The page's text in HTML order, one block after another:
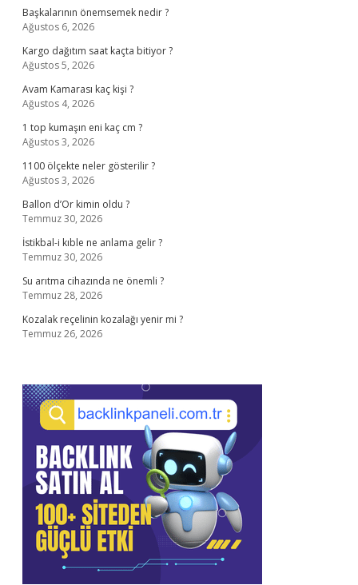
Başkalarının önemsemek nedir ?
Ağustos 6, 2026
Kargo dağıtım saat kaçta bitiyor ?
Ağustos 5, 2026
Avam Kamarası kaç kişi ?
Ağustos 4, 2026
1 top kumaşın eni kaç cm ?
Ağustos 3, 2026
1100 ölçekte neler gösterilir ?
Ağustos 3, 2026
Ballon d’Or kimin oldu ?
Temmuz 30, 2026
İstikbal-i kıble ne anlama gelir ?
Temmuz 30, 2026
Su arıtma cihazında ne önemli ?
Temmuz 28, 2026
Kozalak reçelinin kozalağı yenir mi ?
Temmuz 26, 2026